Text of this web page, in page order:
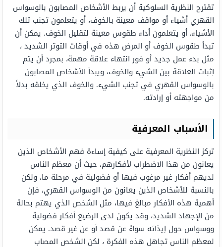
تقترح النظرية السلوكية أن يربط الأشخاص المصابون بالوسواس
القهري أشياء أو مواقف معينة بالخوف، أو يتعلمون تجنب تلك
الأشياء، أو يتعلمون أداء طقوس معينة لتقليل الخوف. يمكن أن
تبدأ طقوس الخوف أو المرض هذه في أوقات التوتر الشديد ،
مثل بدء عمل جديد أو فور انتهاء علاقة مهمة، بمجرد أن يتم
إثبات العلاقة بين الشيء والخوف، ويبدأ الأشخاص المصابون
بالوسواس القهري في تجنب الشيء. والخوف الذي يخلقه بدلاً
من مواجهته أو إرادته.
الأسباب المعرفية
تركز النظرية المعرفية على كيفية إساءة فهم الأشخاص الذين
يعانون من هذا الاضطراب لأفكارهم، حيث أن معظم الناس
لديهم أفكار غير مرغوب فيها أو فضولية في مرحلة ما، ولكن
بالنسبة للأشخاص الذين يعانون من الوسواس القهري، فإن
أهمية هذه الأفكار مبالغ فيها، مثل الشخص الذي يهتم بحالة
من الإجهاد الشديد، وقد يكون لدى الرضيع أفكار فضولية
ووسواس حول إيذائه سواءً عن قصد أو عن غير قصد. يمكن
لمعظم الناس تجاهل هذه الفكرة ، لكن الشخص المصاب